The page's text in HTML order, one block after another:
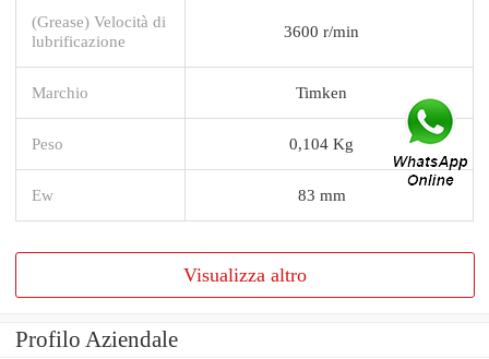
(Grease) Velocità di
lubrificazione
3600 r/min
Marchio Timken
Peso 0,104 Kg
Ew 83 mm
Visualizza altro
Profilo Aziendale